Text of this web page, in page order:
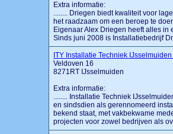
Extra informatie:
........ Driegen biedt kwaliteit voor
het raadzaam om een beroep te
Eigenaar Alex Driegen heeft alles
Sinds juni 2008 is Installatiebedrijf
ITY Installatie Techniek
Veldoven 16
8271RT IJsselmuiden
Extra informatie:
........ Installatie Techniek
en sindsdien als gerennomeerd
bekend staat, met vakbekwame
projecten voor zowel bedrijven als